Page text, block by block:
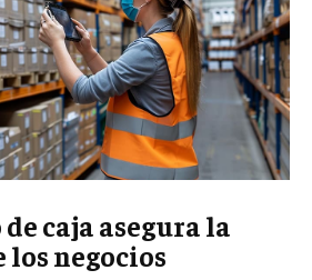
caja asegura la
negocios